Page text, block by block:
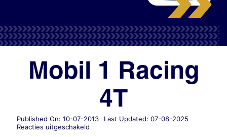
Mobil 1 Racing
4T
Published On: 10-07-2013
Last Updated: 07-08-2025
Reacties uitgeschakeldvoor